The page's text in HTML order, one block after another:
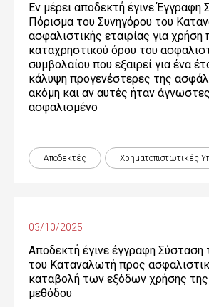
Εν μέρει αποδεκτή έγινε Έγγραφη
Πόρισμα του Συνηγόρου του
ασφαλιστικής εταιρίας για χρήση
καταχρηστικού όρου του
συμβολαίου που εξαιρεί για ένα
κάλυψη προγενέστερες της
ακόμη και αν αυτές ήταν
ασφαλισμένο
Αποδεκτές Χρηματοπιστωτικές
03/10/2025
Αποδεκτή έγινε έγγραφη Σύσταση
του Καταναλωτή προς
καταβολή των εξόδων χρήσης
μεθόδου